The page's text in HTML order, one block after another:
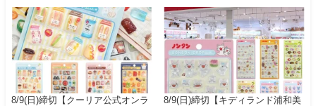
8/9(日)締切【クーリア公式オンラ
8/9(日)締切【キディランド浦和美